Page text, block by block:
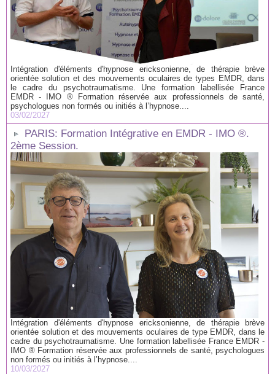
Intégration d'éléments d'hypnose ericksonienne, de thérapie brève
orientée solution et des mouvements oculaires de types EMDR, dans
le cadre du psychotraumatisme. Une formation labellisée France
EMDR - IMO ® Formation réservée aux professionnels de santé,
psychologues non formés ou initiés à l’hypnose....
03/02/2027
PARIS: Formation Intégrative en EMDR - IMO ®.
2ème Session.
Intégration d'éléments d'hypnose ericksonienne, de thérapie brève
orientée solution et des mouvements oculaires de type EMDR, dans le
cadre du psychotraumatisme. Une formation labellisée France EMDR -
IMO ® Formation réservée aux professionnels de santé, psychologues
non formés ou initiés à l’hypnose....
10/03/2027